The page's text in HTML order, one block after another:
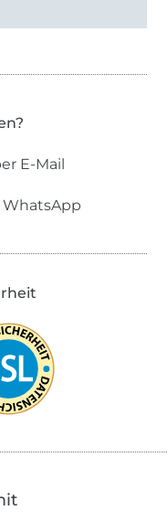
E-Mail
WhatsApp